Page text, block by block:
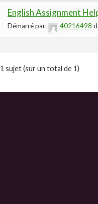
English Assignment
Démarré par: 40216498
1 sujet (sur un total de 1)